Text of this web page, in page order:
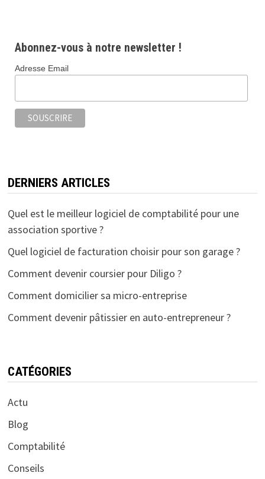
Abonnez-vous à notre newsletter !
Adresse Email
DERNIERS ARTICLES
Quel est le meilleur logiciel de comptabilité pour une
association sportive ?
Quel logiciel de facturation choisir pour son garage ?
Comment devenir coursier pour Diligo ?
Comment domicilier sa micro-entreprise
Comment devenir pâtissier en auto-entrepreneur ?
CATÉGORIES
Actu
Blog
Comptabilité
Conseils